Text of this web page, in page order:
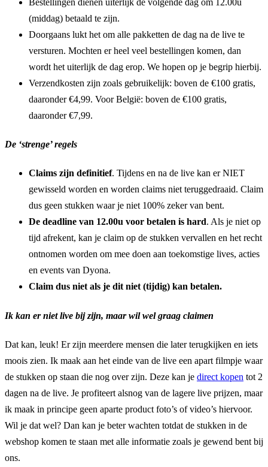
(middag) betaald te zijn.
Doorgaans lukt het om alle pakketten de dag na de live te
versturen. Mochten er heel veel bestellingen komen, dan
wordt het uiterlijk de dag erop. We hopen op je begrip hierbij.
Verzendkosten zijn zoals gebruikelijk: boven de €100 gratis,
daaronder €4,99. Voor België: boven de €100 gratis,
daaronder €7,99.
De ‘strenge’ regels
Claims zijn definitief. Tijdens en na de live kan er NIET
gewisseld worden en worden claims niet teruggedraaid. Claim
dus geen stukken waar je niet 100% zeker van bent.
De deadline van 12.00u voor betalen is hard. Als je niet op
tijd afrekent, kan je claim op de stukken vervallen en het recht
ontnomen worden om mee doen aan toekomstige lives, acties
en events van Dyona.
Claim dus niet als je dit niet (tijdig) kan betalen.
Ik kan er niet live bij zijn, maar wil wel graag claimen
Dat kan, leuk! Er zijn meerdere mensen die later terugkijken en iets
moois zien. Ik maak aan het einde van de live een apart filmpje waar
de stukken op staan die nog over zijn. Deze kan je direct kopen tot 2
dagen na de live. Je profiteert alsnog van de lagere live prijzen, maar
ik maak in principe geen aparte product foto’s of video’s hiervoor.
Wil je dat wel? Dan kan je beter wachten totdat de stukken in de
webshop komen te staan met alle informatie zoals je gewend bent bij
ons.